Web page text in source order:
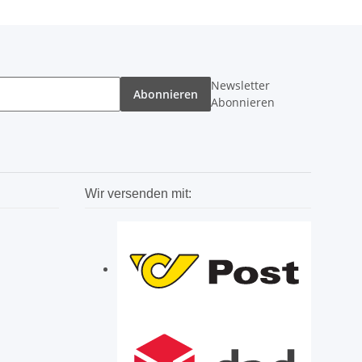
Abonnieren
Newsletter
Abonnieren
Wir versenden mit: